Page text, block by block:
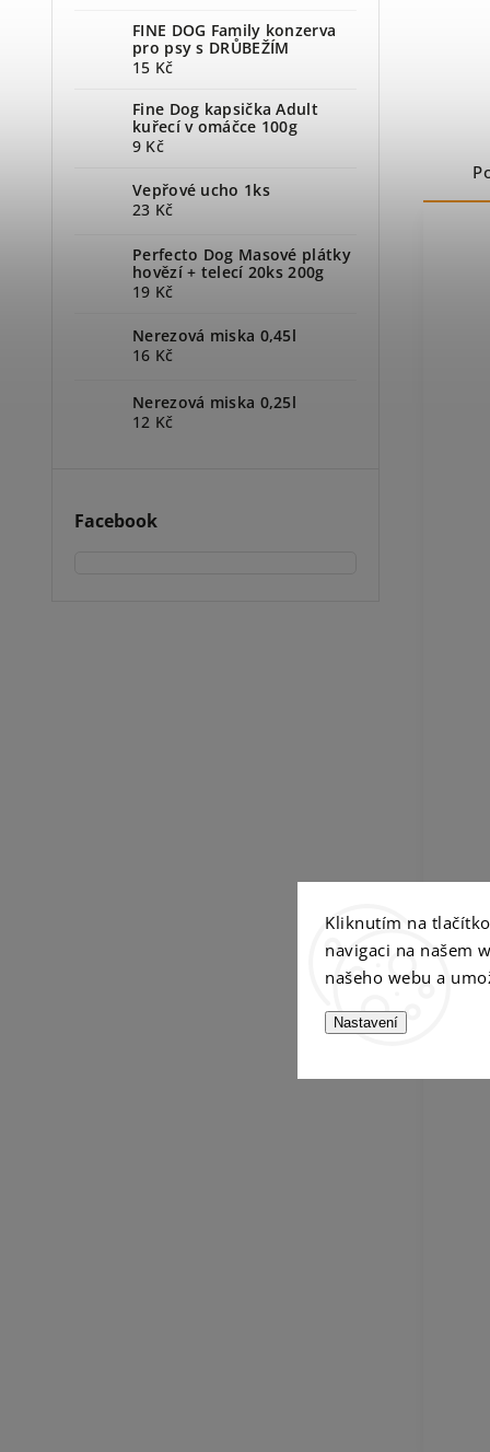
Kliknutím na
navigaci na našem
našeho webu a
Nastavení
FINE DOG Family konzerva
pro psy s DRŮBEŽÍM
15 Kč
Fine Dog kapsička Adult
kuřecí v omáčce 100g
9 Kč
Vepřové ucho 1ks
23 Kč
Perfecto Dog Masové plátky
hovězí + telecí 20ks 200g
19 Kč
Nerezová miska 0,45l
16 Kč
Nerezová miska 0,25l
12 Kč
Facebook